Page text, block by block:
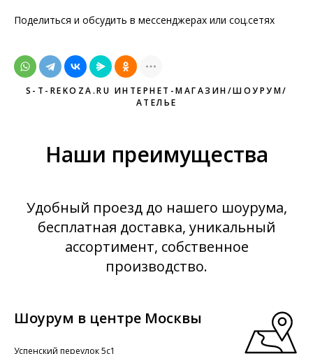
Поделиться и обсудить в мессенджерах или соц.сетях
S-T-REKOZA.RU ИНТЕРНЕТ-МАГАЗИН/ШОУРУМ/
АТЕЛЬЕ
Наши преимущества
Удобный проезд до нашего шоурума,
бесплатная доставка, уникальный
ассортимент, собственное
производство.
Шоурум в центре Москвы
Успенский переулок 5с1